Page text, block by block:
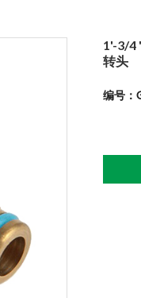
1'-3/4
转头
编号